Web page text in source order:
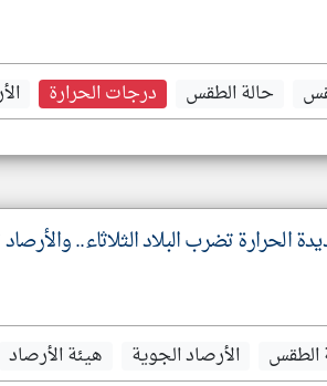
حالة الطقس درجات الحرارة
الحرارة تضرب البلاد الثلاثاء..
الطقس الأرصاد الجوية هيئة الأرصاد